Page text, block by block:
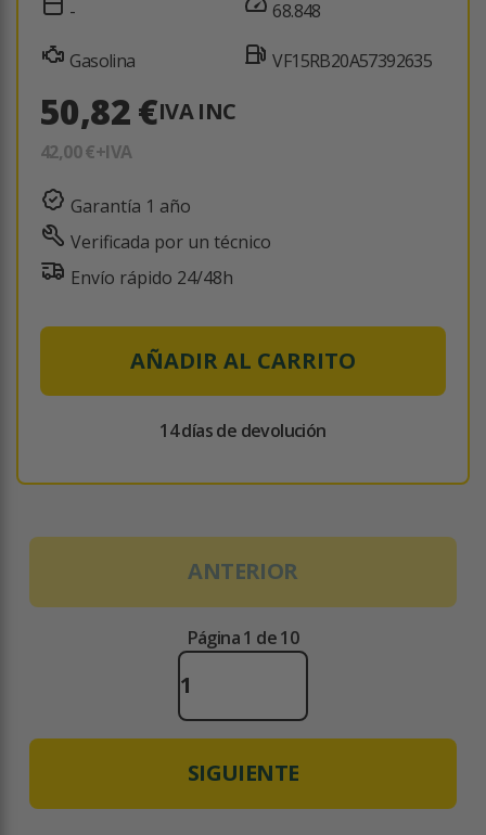
-
Gasolina
68.848
VF15RB20A57392635
50,82 €IVA INC
42,00 €+IVA
Garantía 1 año
Verificada por un técnico
Envío rápido 24/48h
AÑADIR AL CARRITO
14 días de devolución
ANTERIOR
Página 1 de 10
SIGUIENTE